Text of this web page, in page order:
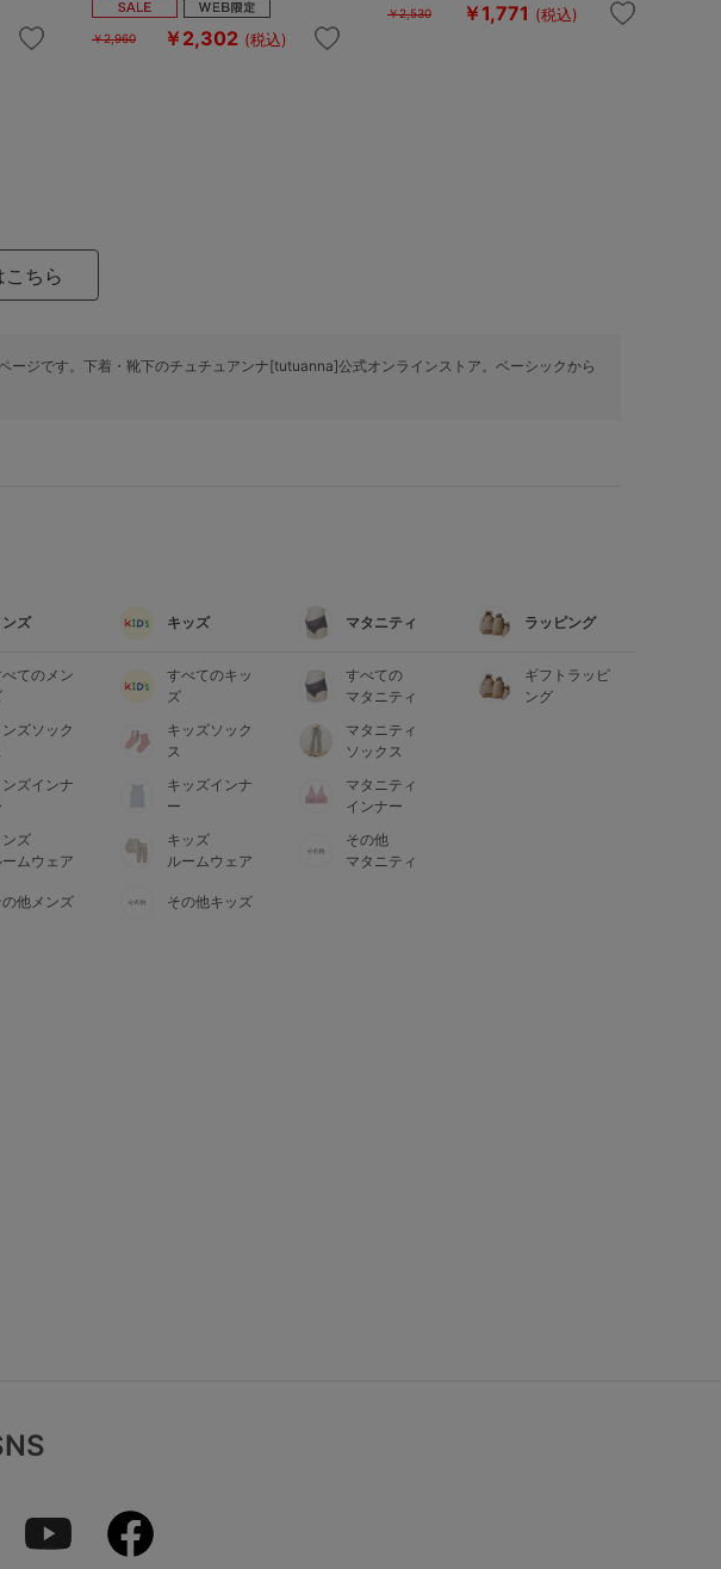
￥2,960 ￥2,302 (税込)
￥2,530 ￥1,771 (税込)
ちら
ページです。下着・靴下のチュチュアンナ[tutuanna]公式オンラインストア。ベーシックから
ンズ
てのメン
ンズソック
ンズインナ
ンズ
ームウェア
の他メンズ
キッズ
すべてのキッ
ズ
キッズソック
ス
キッズインナ
ー
キッズ
ルームウェア
その他キッズ
マタニティ
すべての
マタニティ
マタニティ
ソックス
マタニティ
インナー
その他
マタニティ
ラッピング
ギフトラッピ
ング